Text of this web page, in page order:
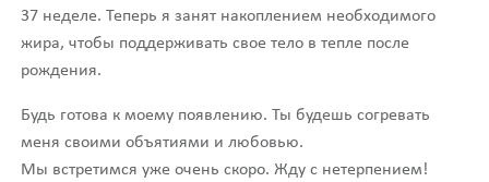
37 неделе. Теперь я занят накоплением необходимого
жира, чтобы поддерживать свое тело в тепле после
рождения.
Будь готова к моему появлению. Ты будешь согревать
меня своими объятиями и любовью.
Мы встретимся уже очень скоро. Жду с нетерпением!